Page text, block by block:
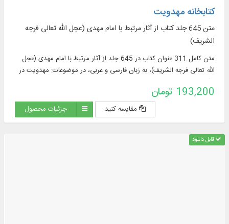
کتابخانه مهدویت
متن 645 جلد کتاب از آثار مرتبط با امام مهدی (عجل الله تعالی فرجه
الشريف)
متن کامل 311 عنوان کتاب در 645 جلد از آثار مرتبط با امام مهدی (عجل
الله تعالی فرجه الشريف)، به زبان فارسی و عربی، در موضوعات: مهدویت در
193,200 تومان
مقایسه کنید جزئیات محصول
قابل دانلود